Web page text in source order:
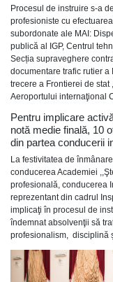
Procesul de instruire s-a
profesioniste cu
subordonate ale MAI:
publică al IGP, Centrul
Secția supraveghere
documentare trafic rutier
trecere a Frontierei de
Aeroportului internaţional
Pentru implicare
notă medie finală, 10
din partea conducerii
La festivitatea de
conducerea Academiei
profesională, conducerea
reprezentant din cadrul
implicaţi în procesul de
îndemnat absolvenţii să
profesionalism, disciplină